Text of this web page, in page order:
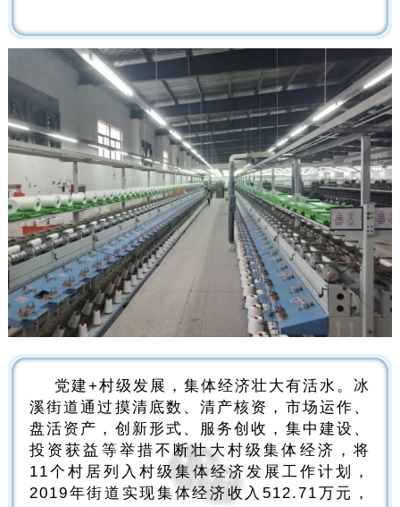
党建+村级发展，集体经济壮大有活水。冰
溪街道通过摸清底数、清产核资，市场运作、
盘活资产，创新形式、服务创收，集中建设、
投资获益等举措不断壮大村级集体经济，将
11个村居列入村级集体经济发展工作计划，
2019年街道实现集体经济收入512.71万元，